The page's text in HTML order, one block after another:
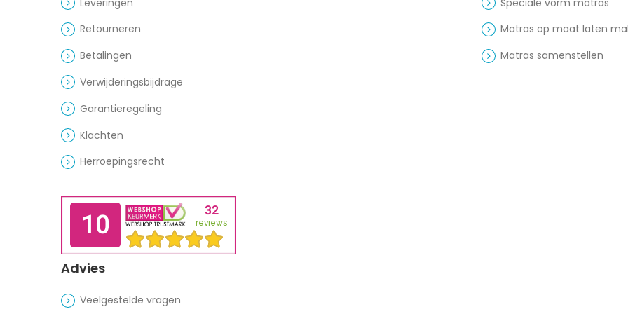
Retourneren
Betalingen
Verwijderingsbijdrage
Garantieregeling
Klachten
Herroepingsrecht
Matras op maat laten
Matras samenstellen
Advies
Veelgestelde vragen